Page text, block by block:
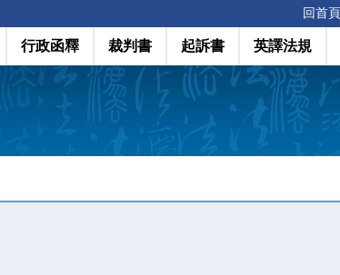
回首頁
行政函釋 裁判書 起訴書 英譯法規